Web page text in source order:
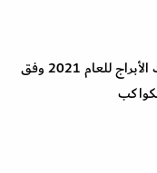
توقعات الأبراج للعام 2021 وفق